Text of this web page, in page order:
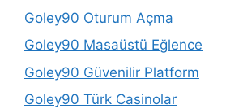
Goley90 Oturum Açma
Goley90 Masaüstü Eğlence
Goley90 Güvenilir Platform
Goley90 Türk Casinolar